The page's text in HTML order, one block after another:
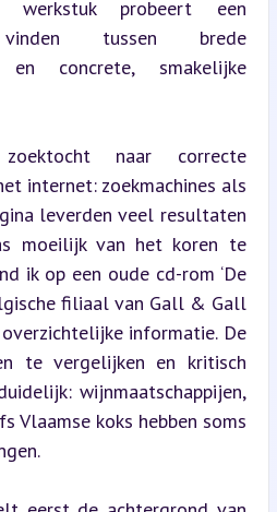
werkstuk probeert een
tussen brede
en concrete, smakelijke
naar correcte
internet: zoekmachines als
leverden veel resultaten
moeilijk van het koren te
ik op een oude cd-rom ‘De
filiaal van Gall & Gall
informatie. De
te vergelijken en kritisch
wijnmaatschappijen,
Vlaamse koks hebben soms